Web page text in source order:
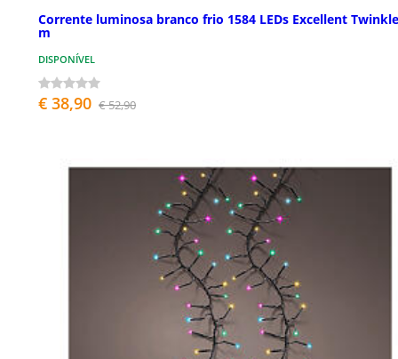
Corrente luminosa branco frio 1584 LEDs Excellent
m
DISPONÍVEL
€ 38,90 € 52,90